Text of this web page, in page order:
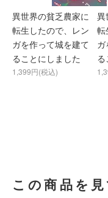
異世界の貧乏農家に
転生したので、レン
ガを作って城を建て
ることにしました
1,399円(税込)
異
転
この商品を